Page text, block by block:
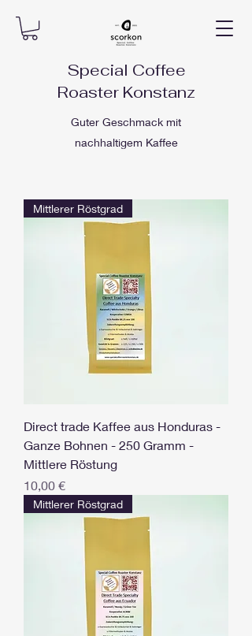
Special Coffee
Roaster Konstanz
Guter Geschmack mit
nachhaltigem Kaffee
Mittlerer Röstgrad
Direct trade Kaffee aus Honduras -
Ganze Bohnen - 250 Gramm -
Mittlere Röstung
Preis
10,00 €
Mittlerer Röstgrad